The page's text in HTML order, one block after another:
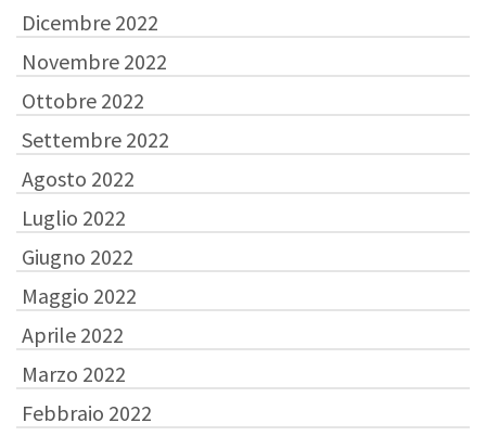
Dicembre 2022
Novembre 2022
Ottobre 2022
Settembre 2022
Agosto 2022
Luglio 2022
Giugno 2022
Maggio 2022
Aprile 2022
Marzo 2022
Febbraio 2022